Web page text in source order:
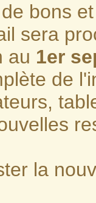
bons
sera
au 1er
de
la